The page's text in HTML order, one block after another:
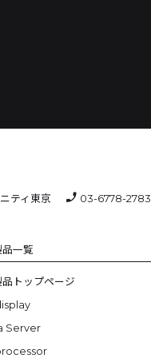
ティ東京 phone_enabled 03-6778-2783
一覧
トップページ
Server